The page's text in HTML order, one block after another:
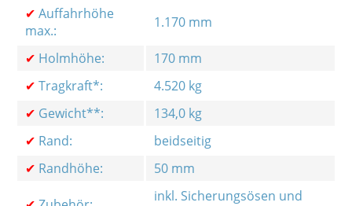
✔ Auffahrhöhe
max.:
1.170 mm
✔ Holmhöhe:
170 mm
✔ Tragkraft*:
4.520 kg
✔ Gewicht**:
134,0 kg
✔ Rand:
beidseitig
✔ Randhöhe: 50 mm
inkl. Sicherungsösen und